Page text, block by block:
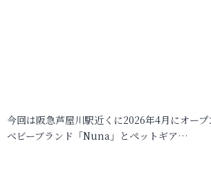
今回は阪急芦屋川駅近くに2026年4月にオー
ベビーブランド「Nuna」とペットギア…